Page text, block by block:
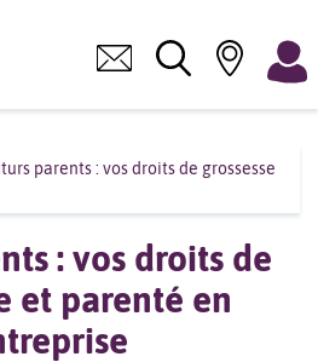
parents : vos droits de grossesse
: vos droits de
et parenté en